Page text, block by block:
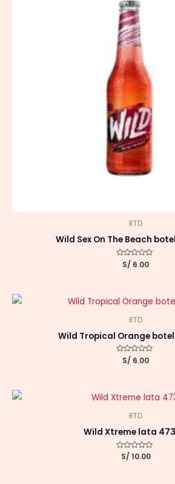
RTD
Wild Sex On The Beach
Valorado
conS/ 6.00
RTD
Wild Tropical Orange
Valorado
conS/ 6.00
RTD
Wild Xtreme lata
Valorado
con
S/ 10.00